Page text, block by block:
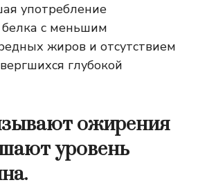
употребление
белка с меньшим
жиров и отсутствием
глубокой
ожирения
уровень